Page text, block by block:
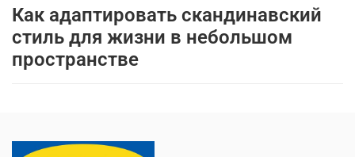
Как адаптировать скандинавский
стиль для жизни в небольшом
пространстве